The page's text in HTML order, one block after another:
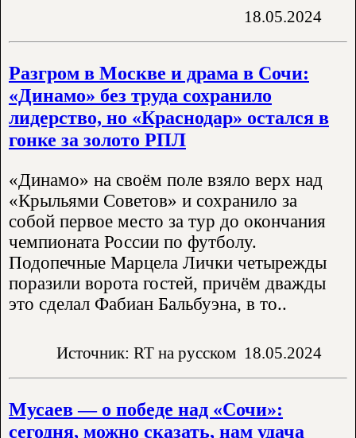
18.05.2024
Разгром в Москве и драма в Сочи:
«Динамо» без труда сохранило
лидерство, но «Краснодар» остался в
гонке за золото РПЛ
«Динамо» на своём поле взяло верх над
«Крыльями Советов» и сохранило за
собой первое место за тур до окончания
чемпионата России по футболу.
Подопечные Марцела Лички четырежды
поразили ворота гостей, причём дважды
это сделал Фабиан Бальбуэна, в то..
Источник: RT на русском 18.05.2024
Мусаев — о победе над «Сочи»:
сегодня, можно сказать, нам удача